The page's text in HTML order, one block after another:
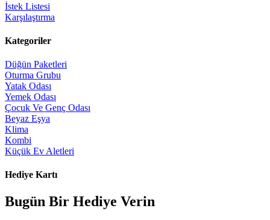
İstek Listesi
Karşılaştırma
Kategoriler
Düğün Paketleri
Oturma Grubu
Yatak Odası
Yemek Odası
Çocuk Ve Genç Odası
Beyaz Eşya
Klima
Kombi
Küçük Ev Aletleri
Hediye Kartı
Bugün Bir Hediye Verin